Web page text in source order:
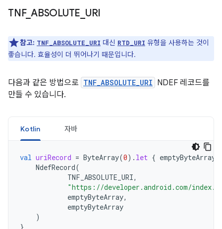
TNF_ ABSOLUTE URI
참고: TNF_ABSOLUTE_URI 대신 RTD_URI 유형을 사용하는 것이
좋습니다. 효율성이 더 뛰어나기 때문입니다.
다음과 같은 방법으로 TNF_ABSOLUTE_URI NDEF 레코드를
만들 수 있습니다.
Kotlin 자바
val uriRecord = ByteArray(0). let { emptyByteArray
NdefRecord(
TNF_ABSOLUTE_URI,
"https://developer.android.com/
emptyByteArray,
emptyByteArray
)
}